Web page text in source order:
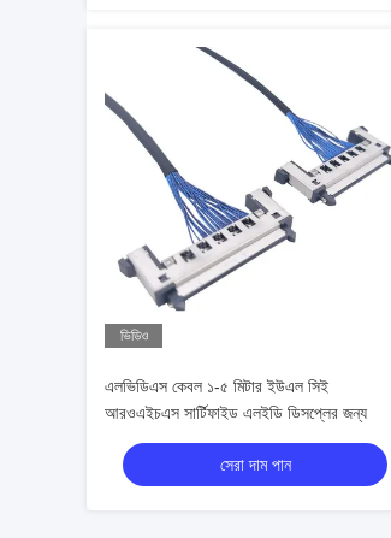
ভিডিও
এলভিডিএস কেবল ১-৫ মিটার ইউএল সিই
আরওএইচএস সার্টিফাইড এলইডি ডিসপ্লের জন্য
সেরা দাম পান